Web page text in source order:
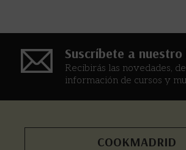
Suscríbete a nuestro
Recibirás las novedades,
información de cursos y
COOKMADRID